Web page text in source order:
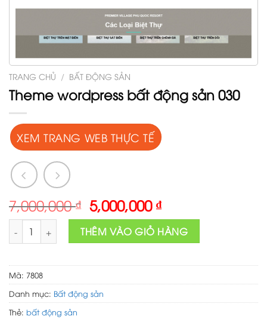
TRANG CHỦ / BẤT ĐỘNG SẢN
Theme wordpress bất động sản 030
XEM TRANG WEB THỰC TẾ
7,000,000₫ Original
price
was:
7,000,000 ₫.
5,000,000₫Current
price
is:
5,000,000 ₫.
Theme wordpress bất động sản 030 số lượng
THÊM VÀO GIỎ HÀNG
Mã: 7808
Danh mục: Bất động sản
Thẻ: bất động sản